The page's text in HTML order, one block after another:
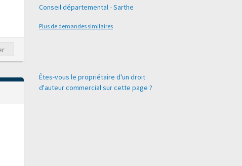
Conseil départemental - Sarthe
Plus de demandes similaires
Êtes-vous le propriétaire d'un droit
d'auteur commercial sur cette page ?